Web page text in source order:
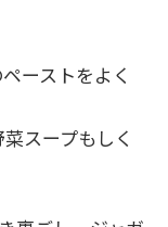
ーストをよく
スープもしく